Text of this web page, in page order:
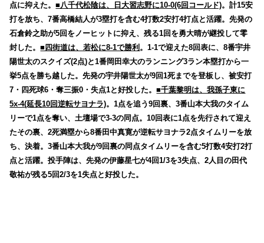
点に抑えた。■八千代松陰は、日大習志野に10-0(6回コールド)。計15安
打を放ち、7番高橋結人が3塁打を含む4打数2安打4打点と活躍。先発の
石倉鈴之助が5回をノーヒットに抑え、残る1回を勇大晴が継投して零
封した。■四街道は、若松に8-1で勝利 。1-1で迎えた8回表に、8番宇井
陽世太のスクイズ(2点)と1番岡田幸大のランニング3ラン本塁打から一
挙5点を勝ち越した。先発の宇井陽世太が9回1死までを登板し、被安打
7・四死球6・奪三振0・失点1と好投した。■千葉黎明は、我孫子東に
5x-4(延長10回逆転サヨナラ)。1点を追う9回裏、3番山本大我のタイム
リーで1点を奪い、土壇場で3-3の同点。10回表に1点を先行されて迎え
たその裏、2死満塁から8番田中真寛が逆転サヨナラ2点タイムリーを放
ち、決着。3番山本大我が9回裏の同点タイムリーを含む5打数4安打2打
点と活躍。投手陣は、先発の伊藤星七が4回1/3を3失点、2人目の田代
敬祐が残る5回2/3を1失点と好投した。